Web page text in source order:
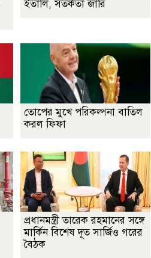
ইতালি, সতর্কতা জারি
তোপের মুখে পরিকল্পনা বাতিল
করল ফিফা
প্রধানমন্ত্রী তারেক রহমানের সঙ্গে
মার্কিন বিশেষ দূত সার্জিও গরের
বৈঠক